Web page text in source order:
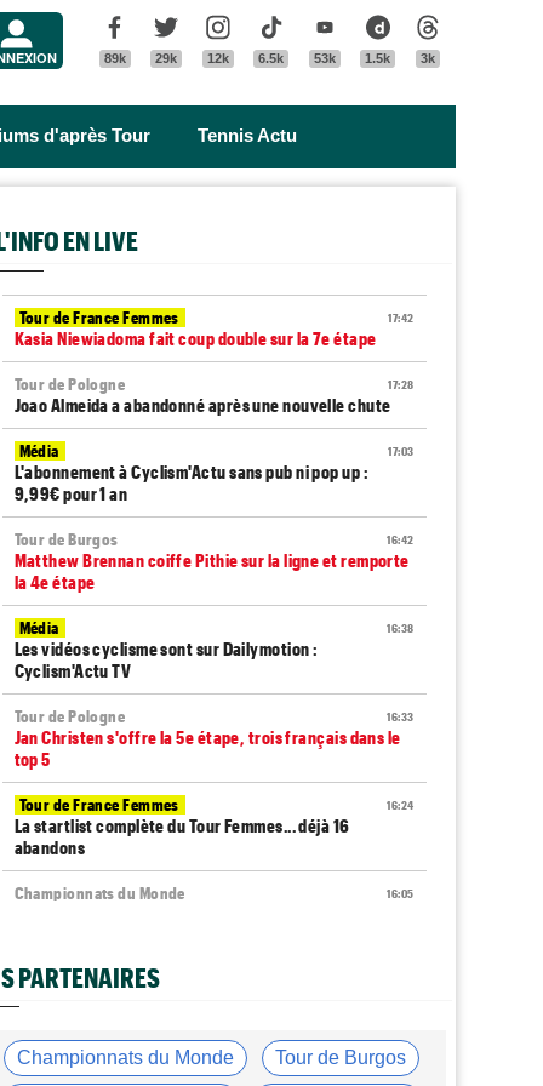
Facebook
89k
Twitter
29k
Instagram
12k
Tik Tok
6.5k
Youtube
53k
Dailymotion
1.5k 3k
d'après Tour Tennis Actu
EN LIVE
17:42
Tour de France Femmes
Kasia Niewiadoma fait coup double sur la 7e étape
17:28
Tour de Pologne
Joao Almeida a abandonné après une nouvelle chute
17:03
Média
L'abonnement à Cyclism'Actu sans pub ni pop up :
9,99€ pour 1 an
16:42
Tour de Burgos
Matthew Brennan coiffe Pithie sur la ligne et remporte
la 4e étape
16:38
Média
Les vidéos cyclisme sont sur Dailymotion :
Cyclism'Actu TV
16:33
Tour de Pologne
Jan Christen s'offre la 5e étape, trois français dans le
top 5
16:24
Tour de France Femmes
La startlist complète du Tour Femmes... déjà 16
abandons
16:05
Championnats du Monde
Transfert
Joe Blackmore devrait rejoindre une grosse équipe
15:19
Route
PARTENAIRES
Championnats du Monde Tour de Burgos